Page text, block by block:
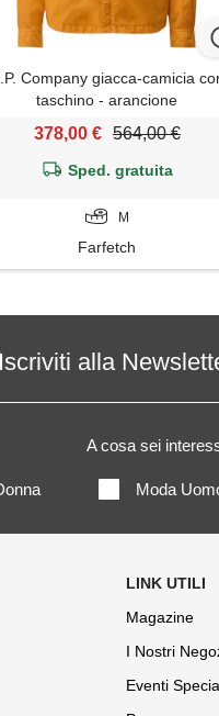
Company giacca-camicia
taschino - arancione
378,00 € 564,00 €
Sped. gratuita
M
Farfetch
Iscriviti alla
A cosa sei
Moda
Magazine
I Nostri
Eventi